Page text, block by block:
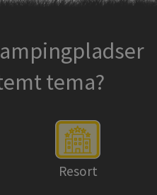
tema?
Resort